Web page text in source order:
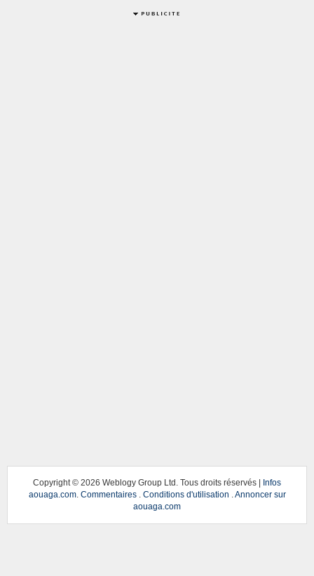
Copyright © 2026 Weblogy Group Ltd. Tous droits réservés | Infos
aouaga.com. Commentaires. Conditions d'utilisation
Annoncer sur
aouaga.com